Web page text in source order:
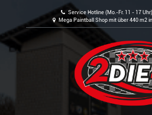
Service Hotline (Mo.-Fr. 11 - 17
Mega Paintball Shop mit über 440 m2